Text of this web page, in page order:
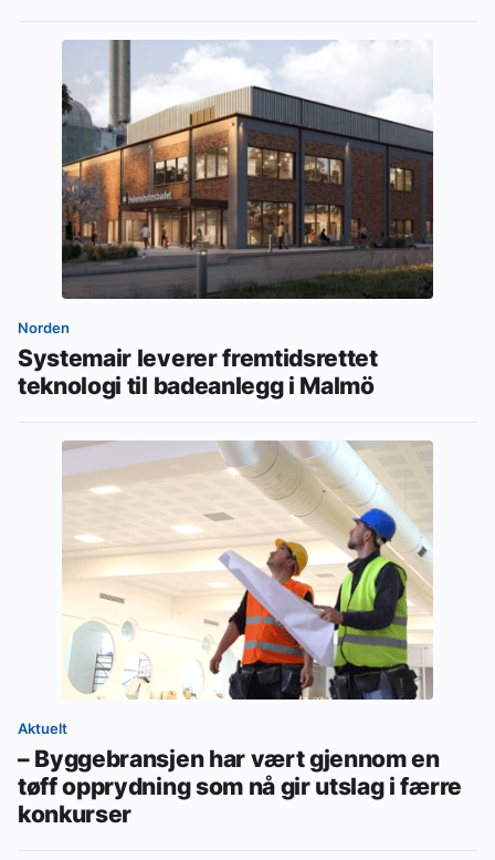
Norden
Systemair leverer fremtidsrettet
teknologi til badeanlegg i Malmö
Aktuelt
– Byggebransjen har vært gjennom en
tøff opprydning som nå gir utslag i færre
konkurser